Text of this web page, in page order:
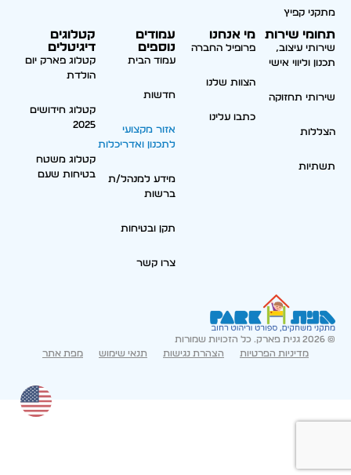
מתקני קפיץ
תחומי שירות
שירותי עיצוב,
תכנון וליווי אישי
שירותי תחזוקה
הצללות
תשתיות
מי אנחנו
פרופיל החברה
הצוות שלנו
כתבו עלינו
עמודים
נוספים
עמוד הבית
חדשות
אזור מקצועי
לתכנון ואדריכלות
מידע למנהל/ת
ברשות
תקן ובטיחות
צרו קשר
קטלוגים
דיגיטלים
קטלוג פארק יום
הולדת
קטלוג חידושים
2025
קטלוג משטח
בטיחות שעם
© 2026 גנית פארק. כל הזכויות שמורות
מדיניות הפרטיות
הצהרת נגישות תנאי שימוש מפת אתר